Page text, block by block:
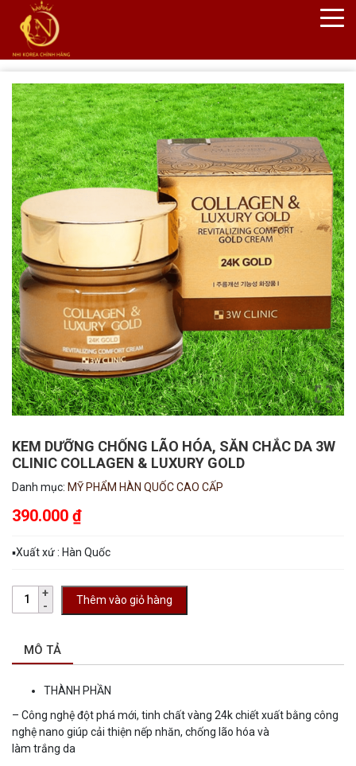
KEM DƯỠNG CHỐNG LÃO HÓA, SĂN CHẮC DA 3W
CLINIC COLLAGEN & LUXURY GOLD
Danh mục: MỸ PHẨM HÀN QUỐC CAO CẤP
390.000 ₫
▪︎Xuất xứ : Hàn Quốc
Thêm vào giỏ hàng
MÔ TẢ
THÀNH PHẦN
– Công nghệ đột phá mới, tinh chất vàng 24k chiết xuất bằng công
nghệ nano giúp cải thiện nếp nhăn, chống lão hóa và
làm trắng da